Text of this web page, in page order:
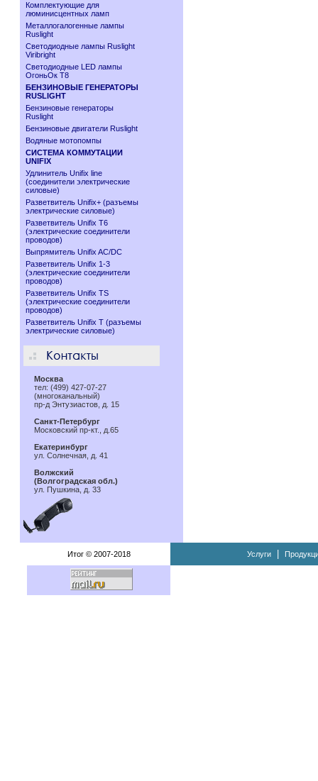
Комплектующие для
люминисцентных ламп
Металлогалогенные лампы
Ruslight
Светодиодные лампы Ruslight
Viribright
Cветодиодные LED лампы
ОгоньОк Т8
БЕНЗИНОВЫЕ ГЕНЕРАТОРЫ
RUSLIGHT
Бензиновые генераторы
Ruslight
Бензиновые двигатели Ruslight
Водяные мотопомпы
СИСТЕМА КОММУТАЦИИ
UNIFIX
Удлинитель Unifix line
(соединители электрические
силовые)
Разветвитель Unifix+ (разъемы
электрические силовые)
Разветвитель Unifix T6
(электрические соединители
проводов)
Выпрямитель Unifix AC/DC
Разветвитель Unifix 1-3
(электрические соединители
проводов)
Разветвитель Unifix TS
(электрические соединители
проводов)
Разветвитель Unifix T (разъемы
электрические силовые)
Москва
тел: (499) 427-07-27
(многоканальный)
пр-д Энтузиастов, д. 15
Санкт-Петербург
Московский пр-кт., д.65
Екатеринбург
ул. Солнечная, д. 41
Волжский
(Волгоградская обл.)
ул. Пушкина, д. 33
Итог © 2007-2018 Услуги